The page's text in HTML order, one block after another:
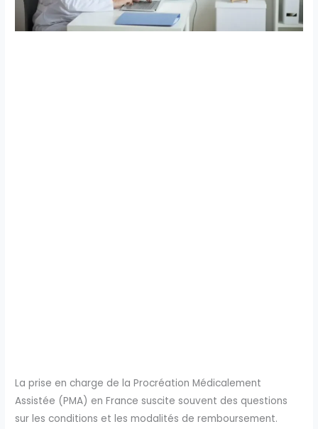
La prise en charge de la Procréation Médicalement
Assistée (PMA) en France suscite souvent des questions
sur les conditions et les modalités de remboursement.